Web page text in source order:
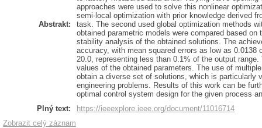
Abstrakt:
approaches were used to solve this nonlinear
semi-local optimization with prior knowledge derived
task. The second used global optimization methods
obtained parametric models were compared based
stability analysis of the obtained solutions. The
accuracy, with mean squared errors as low as 0.0138
20.0, representing less than 0.1% of the output
values of the obtained parameters. The use of
obtain a diverse set of solutions, which is particularly
engineering problems. Results of this work can be
optimal control system design for the given process
Plný text:
https://ieeexplore.ieee.org/document/11016714
Zobrazit celý záznam